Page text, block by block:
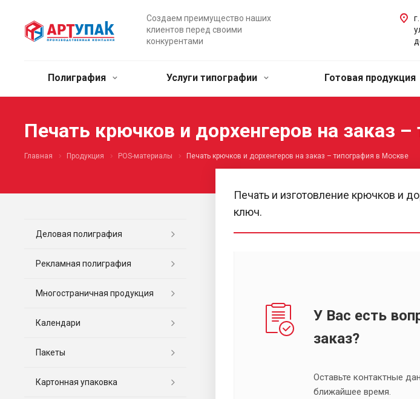
Создаем преимущество наших
клиентов перед своими
конкурентами
Полиграфия Услуги типографии Готовая продукция
Печать крючков и дорхенгеров на заказ
Главная Продукция POS-материалы Печать крючков и дорхенгеров на заказ – типография в Москве
Печать и изготовление крючков и
ключ.
У Вас есть
заказ?
Оставьте контактные
ближайшее время.
Деловая полиграфия
Рекламная полиграфия
Многостраничная продукция
Календари
Пакеты
Картонная упаковка